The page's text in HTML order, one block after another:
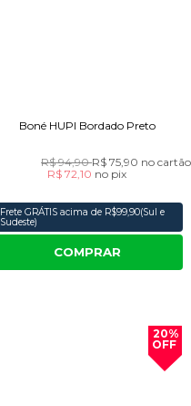
Boné HUPI Bordado Preto
R$ 94,90R$ 75,90 no cartão
R$ 72,10 no pix
Frete GRÁTIS acima de R$99,90(Sul e
Sudeste)
COMPRAR
20%
OFF